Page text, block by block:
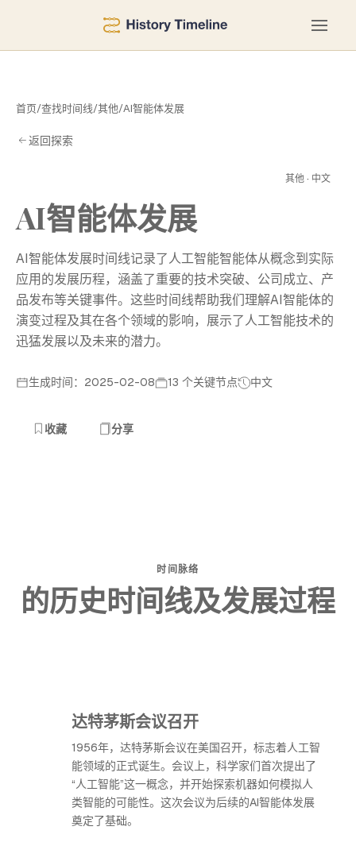
首页/查找时间线/其他/AI智能体发展
返回探索
其他 · 中文
AI智能体发展
AI智能体发展时间线记录了人工智能智能体从概念到实际
应用的发展历程，涵盖了重要的技术突破、公司成立、产
品发布等关键事件。这些时间线帮助我们理解AI智能体的
演变过程及其在各个领域的影响，展示了人工智能技术的
迅猛发展以及未来的潜力。
生成时间：2025-02-08 13 个关键节点 中文
收藏 分享
时间脉络
的历史时间线及发展过程
达特茅斯会议召开
1956年，达特茅斯会议在美国召开，标志着人工智
能领域的正式诞生。会议上，科学家们首次提出了
“人工智能”这一概念，并开始探索机器如何模拟人
类智能的可能性。这次会议为后续的AI智能体发展
奠定了基础。